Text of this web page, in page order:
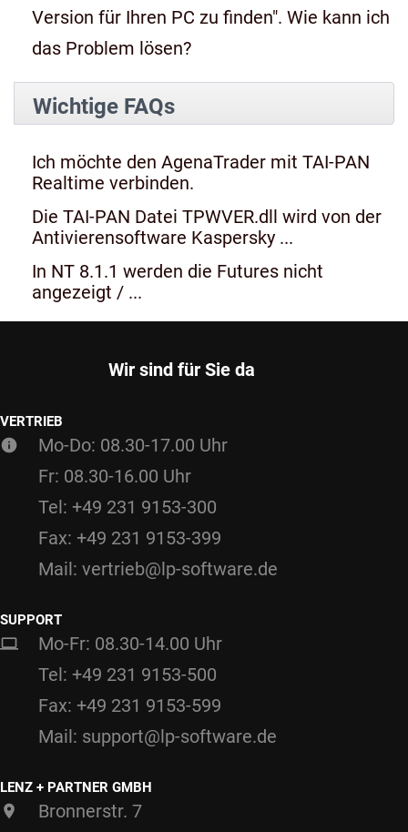
Version für Ihren PC zu finden". Wie kann ich
das Problem lösen?
Wichtige FAQs
Ich möchte den AgenaTrader mit TAI-PAN
Realtime verbinden.
Die TAI-PAN Datei TPWVER.dll wird von der
Antivierensoftware Kaspersky ...
In NT 8.1.1 werden die Futures nicht
angezeigt / ...
Wir sind für Sie da
VERTRIEB
Mo-Do: 08.30-17.00 Uhr
Fr: 08.30-16.00 Uhr
Tel: +49 231 9153-300
Fax: +49 231 9153-399
Mail: vertrieb@lp-software.de
SUPPORT
Mo-Fr: 08.30-14.00 Uhr
Tel: +49 231 9153-500
Fax: +49 231 9153-599
Mail: support@lp-software.de
LENZ + PARTNER GMBH
Bronnerstr. 7